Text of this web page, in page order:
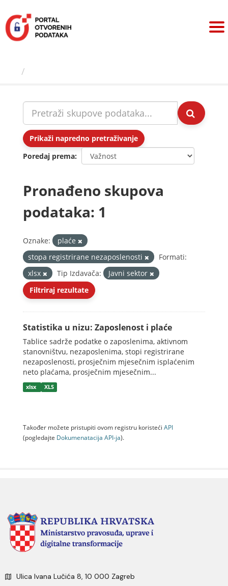
sadržaj
Prikaži napredno pretraživanje
Poredaj prema
Pronađeno skupova
podataka: 1
Oznake:
plaće
stopa registrirane nezaposlenosti
Formati:
xlsx
Tip Izdavača:
Javni sektor
Filtriraj rezultate
Statistika u nizu: Zaposlenost i plaće
Tablice sadrže podatke o zaposlenima, aktivnom
stanovništvu, nezaposlenima, stopi registrirane
nezaposlenosti, prosječnim mjesečnim isplaćenim
neto plaćama, prosječnim mjesečnim...
xlsx XLS
Također možete pristupiti ovom registru koristeći API
(pogledajte Dokumenаtаcijа API-jа).